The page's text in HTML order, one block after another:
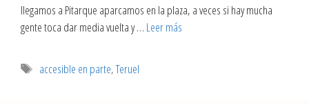
llegamos a Pitarque aparcamos en la plaza, a veces si hay mucha
gente toca dar media vuelta y … Leer más
accesible en parte,Teruel